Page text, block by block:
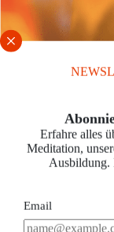
Schrift vergrößern
Erfahre alles
Meditation,
Ausbildung.
Email
E-Mail: